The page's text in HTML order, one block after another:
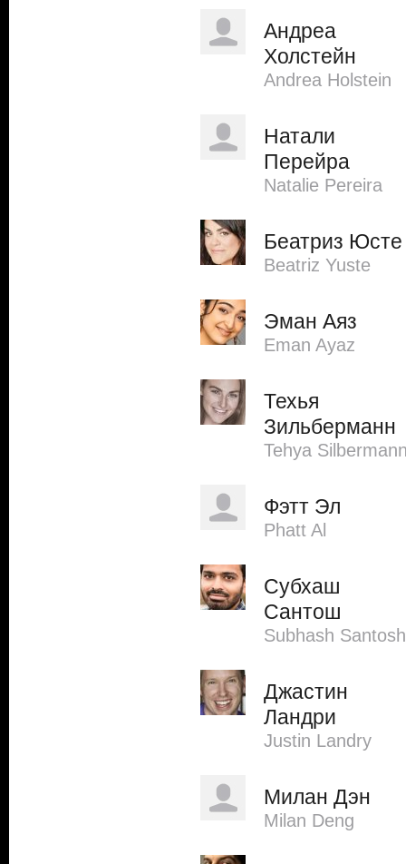
Андреа
Холстейн
Andrea Holstein
Натали
Перейра
Natalie Pereira
Беатриз Юсте
Beatriz Yuste
Эман Аяз
Eman Ayaz
Техья
Зильберманн
Tehya
Фэтт Эл
Phatt Al
Субхаш
Сантош
Subhash Santosh
Джастин
Ландри
Justin Landry
Милан Дэн
Milan Deng